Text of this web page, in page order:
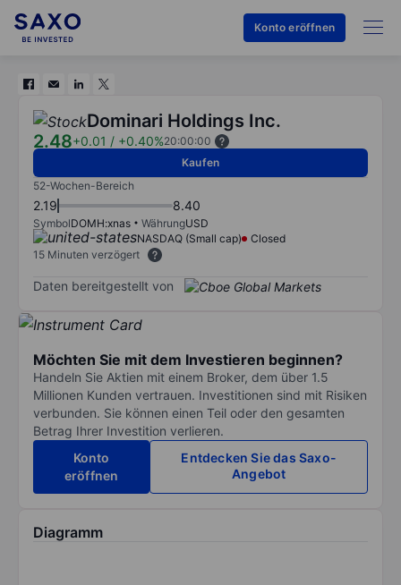
Konto eröffnen
Dominari Holdings Inc.
2.48+0.01 / +0.40%20:00:00
Kaufen
52-Wochen-Bereich
2.19 8.40
SymbolDOMH:xnas WährungUSD
NASDAQ (Small cap)
Closed
15 Minuten verzögert
Daten bereitgestellt von
Möchten Sie mit dem Investieren beginnen?
Handeln Sie Aktien mit einem Broker, dem über 1.5
Millionen Kunden vertrauen. Investitionen sind mit Risiken
verbunden. Sie können einen Teil oder den gesamten
Betrag Ihrer Investition verlieren.
Konto
eröffnen
Entdecken Sie das Saxo-
Angebot
Diagramm